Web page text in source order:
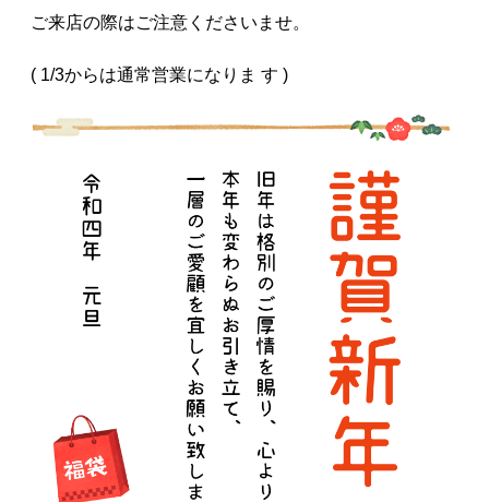
ご来店の際はご注意くださいませ。
( 1/3からは通常営業になりま す )